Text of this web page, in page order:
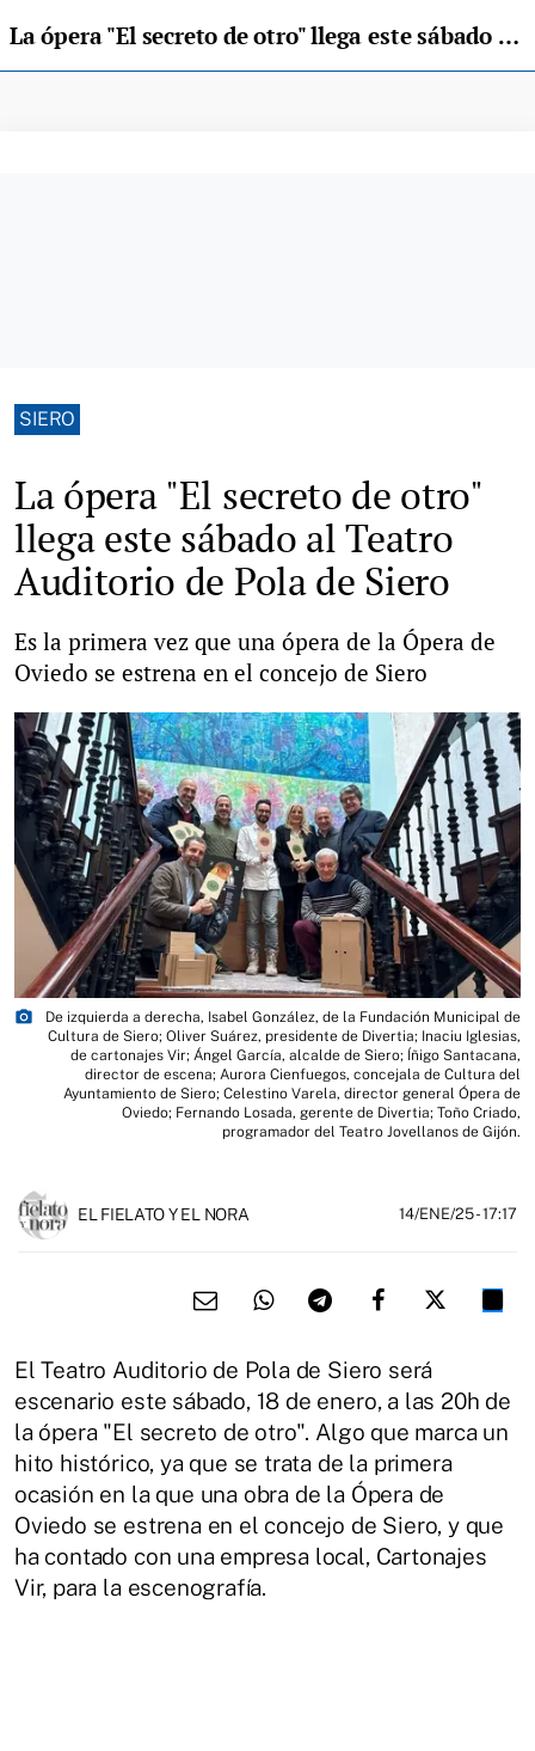
La ópera "El secreto de otro" llega este sábado al Teatro Auditorio de Pola de Siero
SIERO
La ópera "El secreto de otro"
llega este sábado al Teatro
Auditorio de Pola de Siero
Es la primera vez que una ópera de la Ópera de
Oviedo se estrena en el concejo de Siero
photo_camera
De izquierda a derecha, Isabel González, de la Fundación Municipal de
Cultura de Siero; Oliver Suárez, presidente de Divertia; Inaciu Iglesias,
de cartonajes Vir; Ángel García, alcalde de Siero; Íñigo Santacana,
director de escena; Aurora Cienfuegos, concejala de Cultura del
Ayuntamiento de Siero; Celestino Varela, director general Ópera de
Oviedo; Fernando Losada, gerente de Divertia; Toño Criado,
programador del Teatro Jovellanos de Gijón.
EL FIELATO Y EL NORA 14/ENE/25- 17:17
El Teatro Auditorio de Pola de Siero será
escenario este sábado, 18 de enero, a las 20h de
la ópera "El secreto de otro". Algo que marca un
hito histórico, ya que se trata de la primera
ocasión en la que una obra de la Ópera de
Oviedo se estrena en el concejo de Siero, y que
ha contado con una empresa local, Cartonajes
Vir, para la escenografía.